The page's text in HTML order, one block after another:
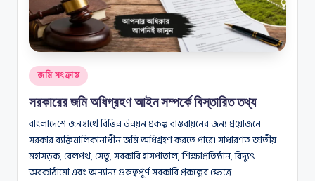
Posted
in
জমি সংক্রান্ত
সরকারের জমি অধিগ্রহণ আইন সম্পর্কে বিস্তারিত তথ্য
বাংলাদেশে জনস্বার্থে বিভিন্ন উন্নয়ন প্রকল্প বাস্তবায়নের জন্য প্রয়োজনে
সরকার ব্যক্তিমালিকানাধীন জমি অধিগ্রহণ করতে পারে। সাধারণত জাতীয়
মহাসড়ক, রেলপথ, সেতু, সরকারি হাসপাতাল, শিক্ষাপ্রতিষ্ঠান, বিদ্যুৎ
অবকাঠামো এবং অন্যান্য গুরুত্বপূর্ণ সরকারি প্রকল্পের ক্ষেত্রে